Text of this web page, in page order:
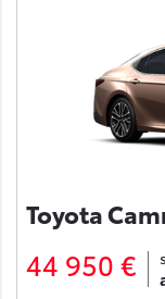
Toyota
44 950 €